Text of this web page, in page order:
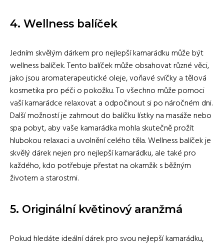
4. Wellness balíček
Jedním skvělým dárkem pro nejlepší kamarádku může být
wellness balíček. Tento balíček může obsahovat různé věci,
jako jsou aromaterapeutické oleje, voňavé svíčky a tělová
kosmetika pro péči o pokožku. To všechno může pomoci
vaší kamarádce relaxovat a odpočinout si po náročném dni.
Další možností je zahrnout do balíčku lístky na masáže nebo
spa pobyt, aby vaše kamarádka mohla skutečně prožít
hlubokou relaxaci a uvolnění celého těla. Wellness balíček je
skvělý dárek nejen pro nejlepší kamarádku, ale také pro
každého, kdo potřebuje přestat na okamžik s běžným
životem a starostmi.
5. Originální květinový aranžmá
Pokud hledáte ideální dárek pro svou nejlepší kamarádku,